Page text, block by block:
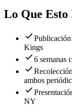
Lo Que Esto
Kings
6 semanas
ambos
NY